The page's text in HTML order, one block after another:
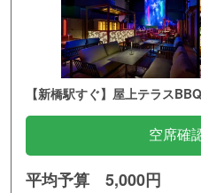
【新橋駅すぐ】屋上テラス
空席確
平均予算 5,000円